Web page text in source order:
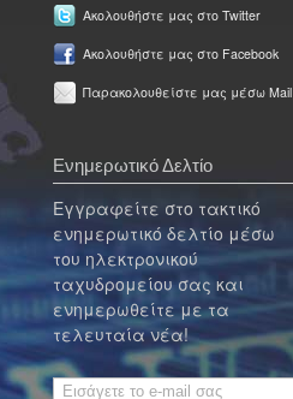
Ακολουθήστε μας στο Twitter
Ακολουθήστε μας στο Facebook
Παρακολουθείστε μας μέσω Mail
Ενημερωτικό Δελτίο
Εγγραφείτε στο τακτικό
ενημερωτικό δελτίο μέσω
του ηλεκτρονικού
ταχυδρομείου σας και
ενημερωθείτε με τα
τελευταία νέα!